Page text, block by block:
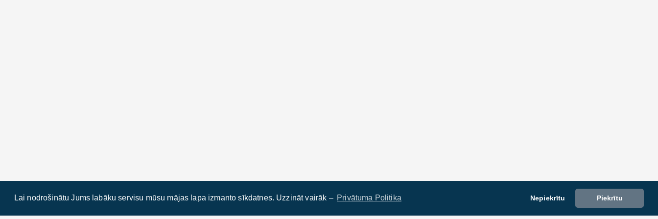
Lai nodrošinātu Jums labāku servisu mūsu mājas lapa izmanto sīkdatnes. Uzzināt vairāk – Privātuma Politika Nepiekrītu Piekrītu